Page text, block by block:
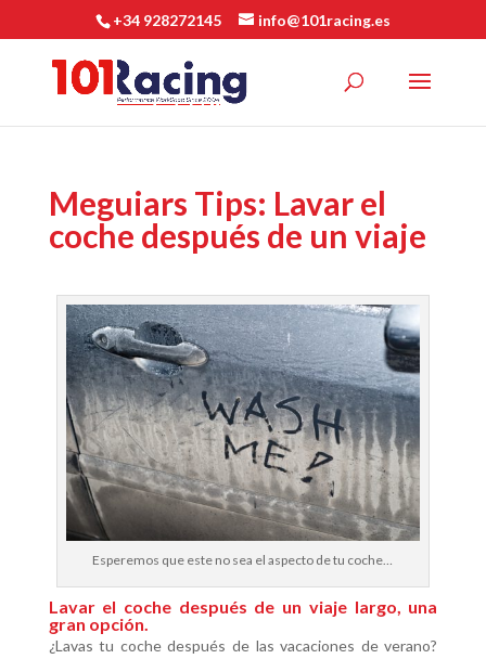
+34 928272145 info@101racing.es
Meguiars Tips: Lavar el
coche después de un viaje
Esperemos que este no sea el aspecto de tu coche…
Lavar el coche después de un viaje largo, una
gran opción.
¿Lavas tu coche después de las vacaciones de verano?